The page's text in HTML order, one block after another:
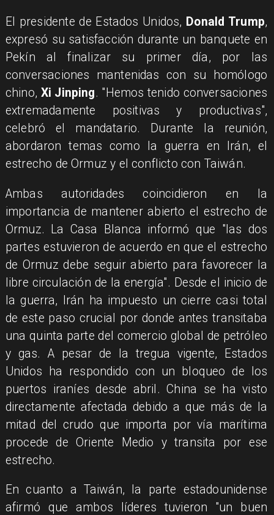
El presidente de Estados Unidos, Donald Trump,
expresó su satisfacción durante un banquete en
Pekín al finalizar su primer día, por las
conversaciones mantenidas con su homólogo
chino, Xi Jinping. "Hemos tenido conversaciones
extremadamente positivas y productivas",
celebró el mandatario. Durante la reunión,
abordaron temas como la guerra en Irán, el
estrecho de Ormuz y el conflicto con Taiwán.
Ambas autoridades coincidieron en la
importancia de mantener abierto el estrecho de
Ormuz. La Casa Blanca informó que "las dos
partes estuvieron de acuerdo en que el estrecho
de Ormuz debe seguir abierto para favorecer la
libre circulación de la energía". Desde el inicio de
la guerra, Irán ha impuesto un cierre casi total
de este paso crucial por donde antes transitaba
una quinta parte del comercio global de petróleo
y gas. A pesar de la tregua vigente, Estados
Unidos ha respondido con un bloqueo de los
puertos iraníes desde abril. China se ha visto
directamente afectada debido a que más de la
mitad del crudo que importa por vía marítima
procede de Oriente Medio y transita por ese
estrecho.
En cuanto a Taiwán, la parte estadounidense
afirmó que ambos líderes tuvieron "un buen